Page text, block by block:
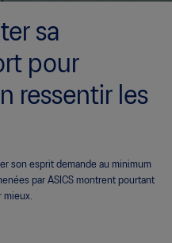
sa
pour
ressentir les
son esprit demande au minimum
par ASICS montrent pourtant
mieux.